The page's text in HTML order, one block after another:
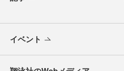
イベント